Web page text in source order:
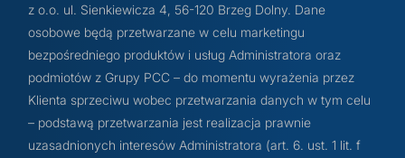
z o.o. ul. Sienkiewicza 4, 56-120 Brzeg Dolny. Dane
osobowe będą przetwarzane w celu marketingu
bezpośredniego produktów i usług Administratora oraz
podmiotów z Grupy PCC – do momentu wyrażenia przez
Klienta sprzeciwu wobec przetwarzania danych w tym celu
– podstawą przetwarzania jest realizacja prawnie
uzasadnionych interesów Administratora (art. 6. ust. 1 lit. f